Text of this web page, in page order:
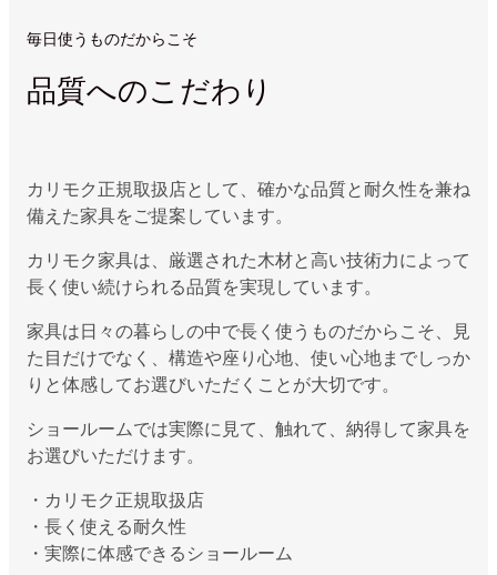
毎日使うものだからこそ
品質へのこだわり
カリモク正規取扱店として、確かな品質と耐久性を兼ね
備えた家具をご提案しています。
カリモク家具は、厳選された木材と高い技術力によって
長く使い続けられる品質を実現しています。
家具は日々の暮らしの中で長く使うものだからこそ、見
た目だけでなく、構造や座り心地、使い心地までしっか
りと体感してお選びいただくことが大切です。
ショールームでは実際に見て、触れて、納得して家具を
お選びいただけます。
・カリモク正規取扱店
・長く使える耐久性
・実際に体感できるショールーム